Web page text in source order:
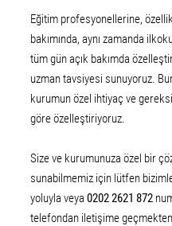
Eğitim profesyonellerine,
bakımında, aynı zamanda
tüm gün açık bakımda
uzman tavsiyesi sunuyoruz.
kurumun özel ihtiyaç ve
göre özelleştiriyoruz.
Size ve kurumunuza özel bir
sunabilmemiz için lütfen
yoluyla veya 0202 2621 872
telefondan iletişime geçmekten